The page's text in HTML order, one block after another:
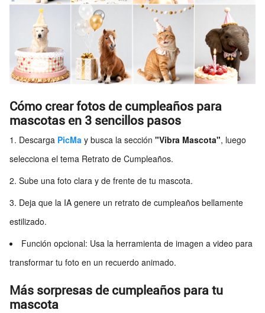
Cómo crear fotos de cumpleaños para
mascotas en 3 sencillos pasos
Descarga PicMa y busca la sección "Vibra Mascota", luego
selecciona el tema Retrato de Cumpleaños.
Sube una foto clara y de frente de tu mascota.
Deja que la IA genere un retrato de cumpleaños bellamente
estilizado.
Función opcional: Usa la herramienta de imagen a video para
transformar tu foto en un recuerdo animado.
Más sorpresas de cumpleaños para tu
mascota